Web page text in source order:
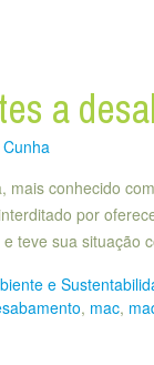
a
mais conhecido
por
teve sua situação
e
, mac,